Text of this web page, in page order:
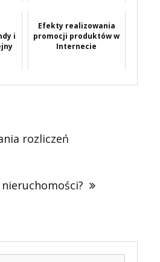
i
Efekty realizowania
promocji produktów w
Internecie
rozliczeń